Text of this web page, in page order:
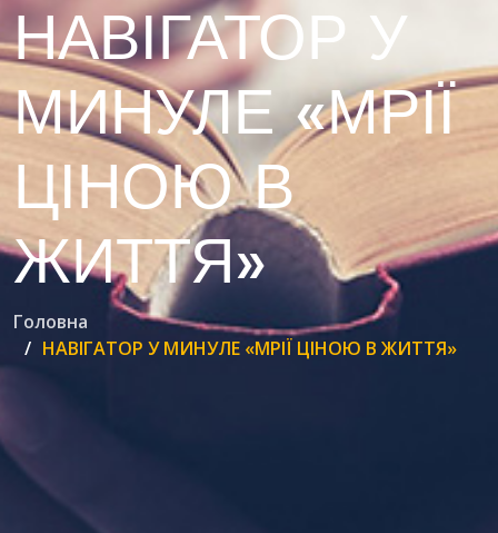
НАВІГАТОР У
МИНУЛЕ «МРІЇ
ЦІНОЮ В
ЖИТТЯ»
Головна
НАВІГАТОР У МИНУЛЕ «МРІЇ ЦІНОЮ В ЖИТТЯ»